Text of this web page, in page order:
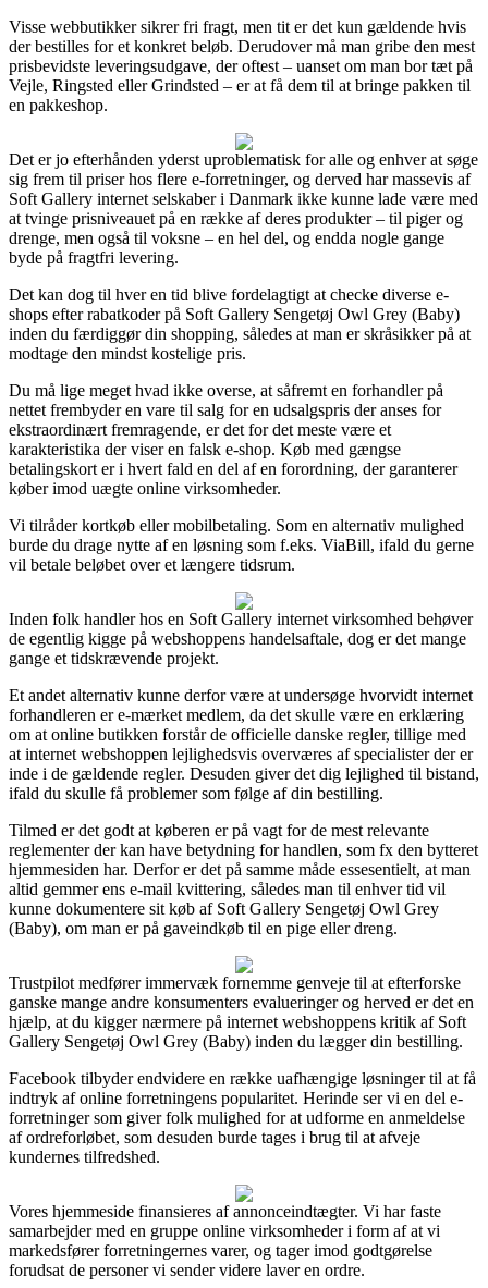
Visse webbutikker sikrer fri fragt, men tit er det kun gældende hvis
der bestilles for et konkret beløb. Derudover må man gribe den mest
prisbevidste leveringsudgave, der oftest – uanset om man bor tæt på
Vejle, Ringsted eller Grindsted – er at få dem til at bringe pakken til
en pakkeshop.
Det er jo efterhånden yderst uproblematisk for alle og enhver at søge
sig frem til priser hos flere e-forretninger, og derved har massevis af
Soft Gallery internet selskaber i Danmark ikke kunne lade være med
at tvinge prisniveauet på en række af deres produkter – til piger og
drenge, men også til voksne – en hel del, og endda nogle gange
byde på fragtfri levering.
Det kan dog til hver en tid blive fordelagtigt at checke diverse e-
shops efter rabatkoder på Soft Gallery Sengetøj Owl Grey (Baby)
inden du færdiggør din shopping, således at man er skråsikker på at
modtage den mindst kostelige pris.
Du må lige meget hvad ikke overse, at såfremt en forhandler på
nettet frembyder en vare til salg for en udsalgspris der anses for
ekstraordinært fremragende, er det for det meste være et
karakteristika der viser en falsk e-shop. Køb med gængse
betalingskort er i hvert fald en del af en forordning, der garanterer
køber imod uægte online virksomheder.
Vi tilråder kortkøb eller mobilbetaling. Som en alternativ mulighed
burde du drage nytte af en løsning som f.eks. ViaBill, ifald du gerne
vil betale beløbet over et længere tidsrum.
Inden folk handler hos en Soft Gallery internet virksomhed behøver
de egentlig kigge på webshoppens handelsaftale, dog er det mange
gange et tidskrævende projekt.
Et andet alternativ kunne derfor være at undersøge hvorvidt internet
forhandleren er e-mærket medlem, da det skulle være en erklæring
om at online butikken forstår de officielle danske regler, tillige med
at internet webshoppen lejlighedsvis overværes af specialister der er
inde i de gældende regler. Desuden giver det dig lejlighed til bistand,
ifald du skulle få problemer som følge af din bestilling.
Tilmed er det godt at køberen er på vagt for de mest relevante
reglementer der kan have betydning for handlen, som fx den bytteret
hjemmesiden har. Derfor er det på samme måde essesentielt, at man
altid gemmer ens e-mail kvittering, således man til enhver tid vil
kunne dokumentere sit køb af Soft Gallery Sengetøj Owl Grey
(Baby), om man er på gaveindkøb til en pige eller dreng.
Trustpilot medfører immervæk fornemme genveje til at efterforske
ganske mange andre konsumenters evalueringer og herved er det en
hjælp, at du kigger nærmere på internet webshoppens kritik af Soft
Gallery Sengetøj Owl Grey (Baby) inden du lægger din bestilling.
Facebook tilbyder endvidere en række uafhængige løsninger til at få
indtryk af online forretningens popularitet. Herinde ser vi en del e-
forretninger som giver folk mulighed for at udforme en anmeldelse
af ordreforløbet, som desuden burde tages i brug til at afveje
kundernes tilfredshed.
Vores hjemmeside finansieres af annonceindtægter. Vi har faste
samarbejder med en gruppe online virksomheder i form af at vi
markedsfører forretningernes varer, og tager imod godtgørelse
forudsat de personer vi sender videre laver en ordre.